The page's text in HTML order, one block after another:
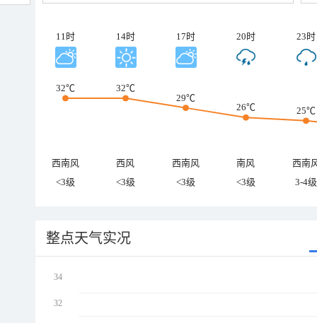
11时 14时 17时 20时 23时
32℃
32℃
29℃
26℃
25℃
西南风 西风 西南风 南风
西南
<3级
<3级 <3级 <3级 3-4级
整点天气实况
34
32